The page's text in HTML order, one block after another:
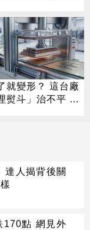
就變形？ 這台廠
熨斗」治不平 營
達人揭背後關
170點 網見外